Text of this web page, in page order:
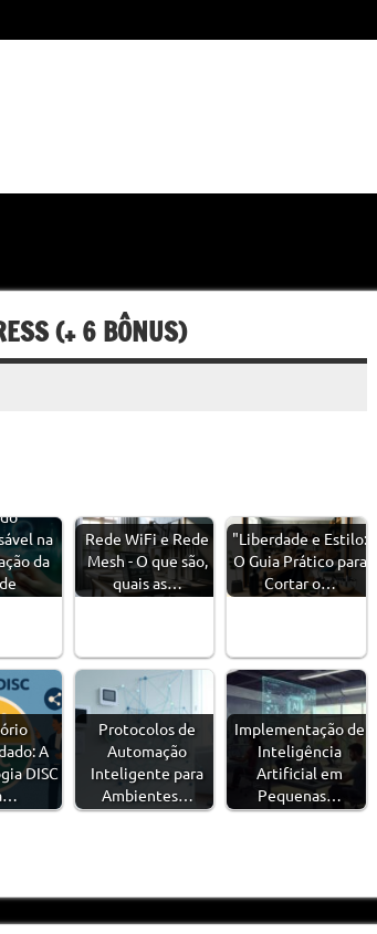
(+ 6 BÔNUS)
na
da
Rede WiFi e Rede
Mesh - O que são,
quais as…
"Liberdade e Estilo:
O Guia Prático para
Cortar o…
A
DISC
Protocolos de
Automação
Inteligente para
Ambientes…
Implementação de
Inteligência
Artificial em
Pequenas…